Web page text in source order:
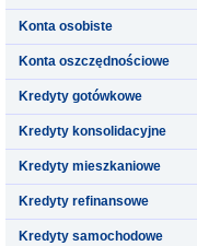
Konta osobiste
Konta oszczędnościowe
Kredyty gotówkowe
Kredyty konsolidacyjne
Kredyty mieszkaniowe
Kredyty refinansowe
Kredyty samochodowe